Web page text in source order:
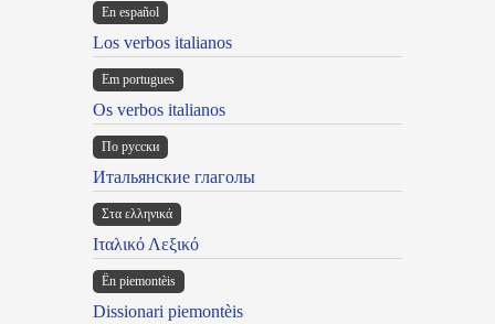
En español
Los verbos italianos
Em portugues
Os verbos italianos
По русски
Итальянские глаголы
Στα ελληνικά
Ιταλικό Λεξικό
Ën piemontèis
Dissionari piemontèis